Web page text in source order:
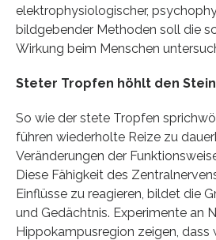
elektrophysiologischer,
bildgebender Methoden soll die
Wirkung beim Menschen
Steter Tropfen höhlt den Stein
So wie der stete Tropfen
führen wiederholte Reize zu
Veränderungen der
Diese Fähigkeit des
Einflüsse zu reagieren, bildet die
und Gedächtnis. Experimente an
Hippokampusregion zeigen, dass